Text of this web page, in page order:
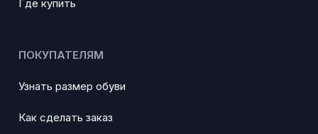
Где купить
ПОКУПАТЕЛЯМ
Узнать размер обуви
Как сделать заказ